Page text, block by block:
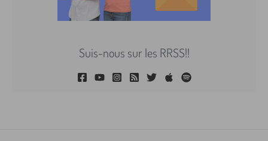
Suis-nous sur les RRSS!!